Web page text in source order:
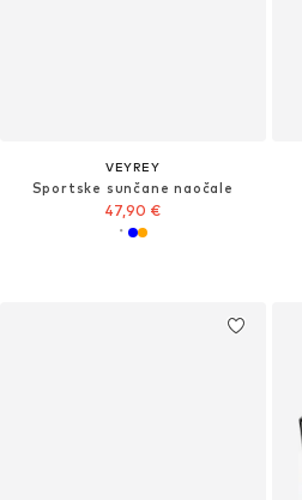
VEYREY
Sportske sunčane naočale
47,90 €